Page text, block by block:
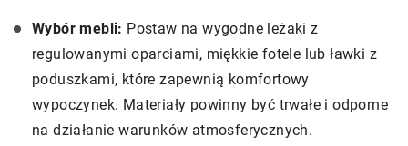
Wybór mebli: Postaw na wygodne leżaki z
regulowanymi oparciami, miękkie fotele lub ławki z
poduszkami, które zapewnią komfortowy
wypoczynek. Materiały powinny być trwałe i odporne
na działanie warunków atmosferycznych.